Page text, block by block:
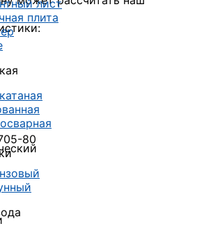
лист
плита
80